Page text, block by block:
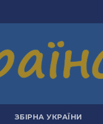
ЗБІРНА УКРАЇНИ